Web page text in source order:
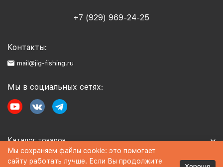
+7 (929) 969-24-25
Контакты:
mail@jig-fishing.ru
Мы в социальных сетях:
Каталог товаров
Информация
Мы сохраняем файлы cookie: это помогает
сайту работать лучше. Если Вы продолжите